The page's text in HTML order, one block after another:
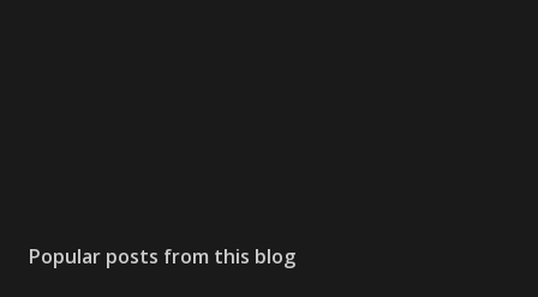
Popular posts from this blog